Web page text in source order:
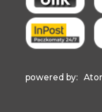
rozwiązania,
wykonanygwint
zapewnią
zachowując
powered by: